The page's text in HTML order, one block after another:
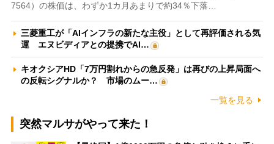
7564）の株価は、わずか1カ月あまりで約34％下落…
三菱重工が「AIインフラの新たな主役」として再評価される気
運 エヌビディアとの提携でAI…
キオクシアHD「7万円割れからの急反発」は再びの上昇局面へ
の反転シグナルか？ 市場のムー…
一覧を見る
突然マルサがやって来た！